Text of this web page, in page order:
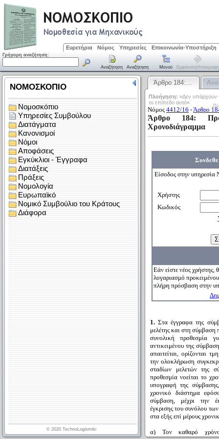
Ευρετήρια Νόμος Υπηρεσίες Επικοινωνία-Υποστήριξη
Γρήγορη αναζήτηση:
Αναζήτηση Αναζήτηση Μενού Εμφάνιση/απόκρυψη
Άρθρο 184:…